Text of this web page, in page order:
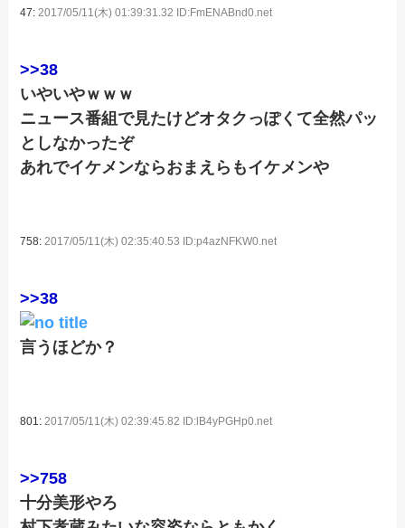
47:2017/05/11(木) 01:39:31.32 ID:FmENABnd0.net
>>38
いやいやｗｗｗ
ニュース番組で見たけどオタクっぽくて全然パッ
としなかったぞ
あれでイケメンならおまえらもイケメンや
758:2017/05/11(木) 02:35:40.53 ID:p4azNFKW0.net
>>38
言うほどか？
801: 2017/05/11(木) 02:39:45.82 ID:lB4yPGHp0.net
>>758
十分美形やろ